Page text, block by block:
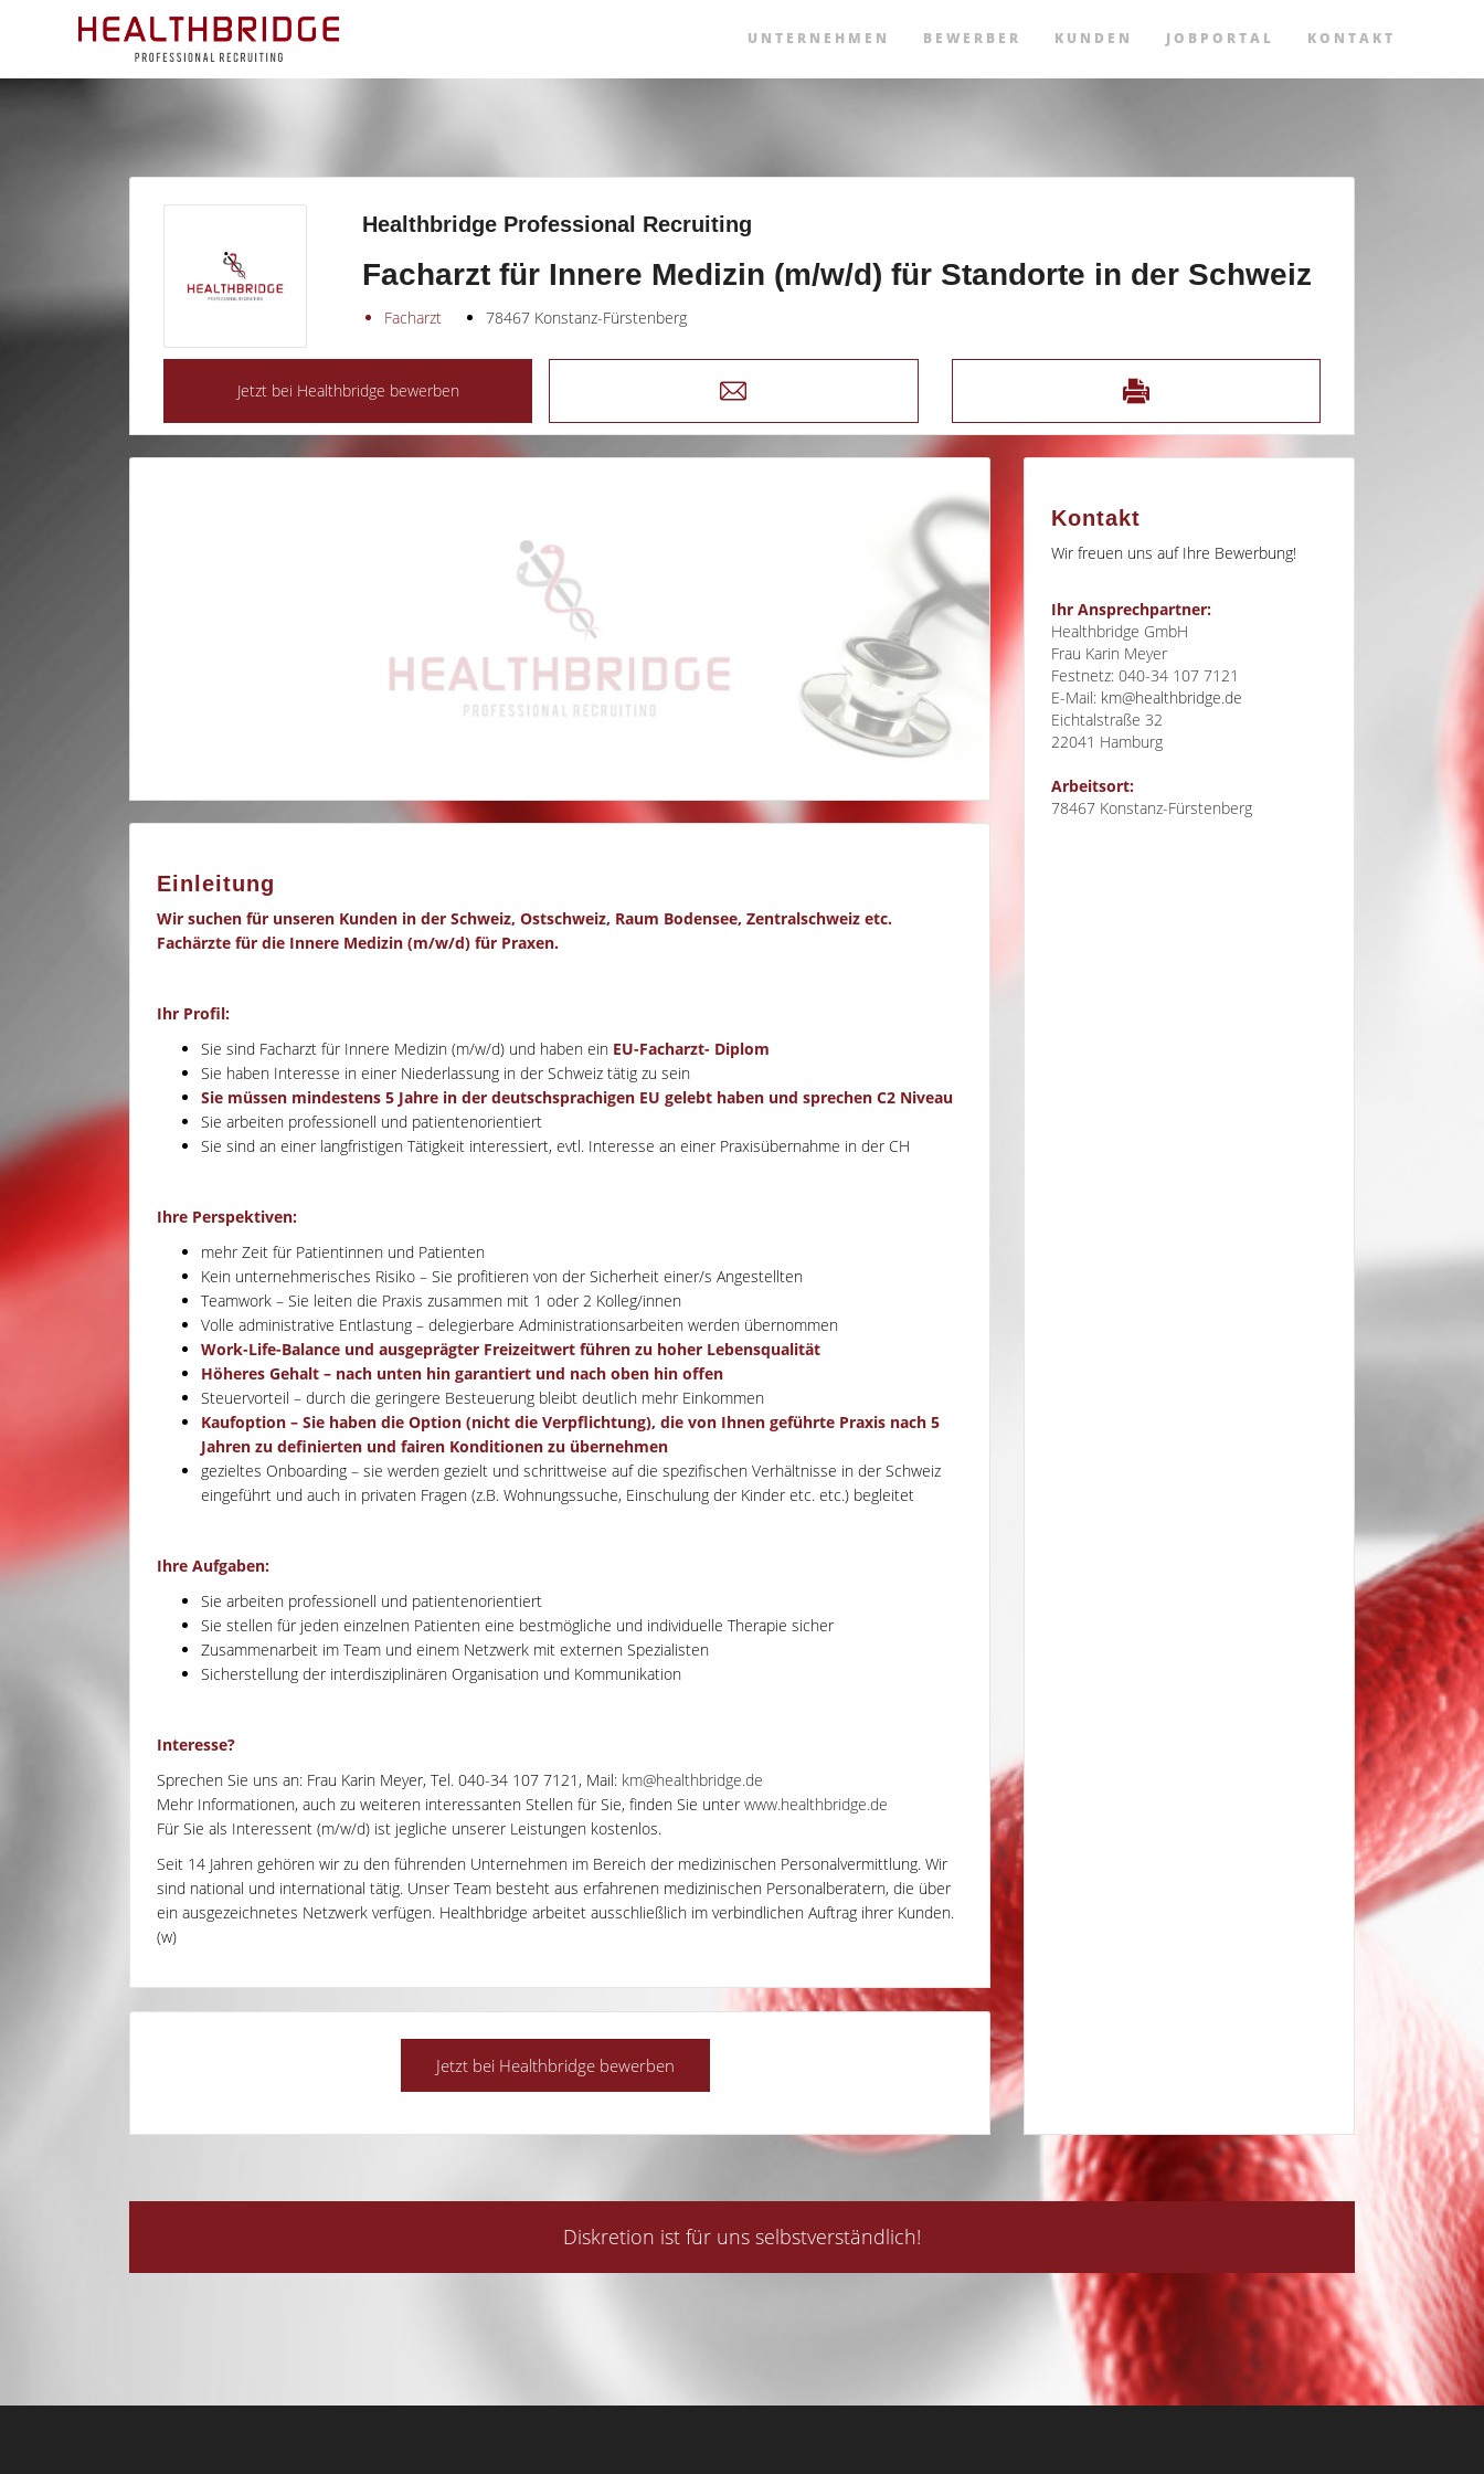
UNTERNEHMEN BEWERBER KUNDEN JOBPORTAL KONTAKT
Healthbridge Professional Recruiting
Facharzt für Innere Medizin (m/w/d) für Standorte in der Schweiz
Facharzt 78467 Konstanz-Fürstenberg
Einleitung
Wir suchen für unseren Kunden in der Schweiz, Ostschweiz, Raum Bodensee, Zentralschweiz etc.
Fachärzte für die Innere Medizin (m/w/d) für Praxen.
Ihr Profil:
Sie sind Facharzt für Innere Medizin (m/w/d) und haben ein EU-Facharzt- Diplom
Sie haben Interesse in einer Niederlassung in der Schweiz tätig zu sein
Sie müssen mindestens 5 Jahre in der deutschsprachigen EU gelebt haben und sprechen C2 Niveau
Sie arbeiten professionell und patientenorientiert
Sie sind an einer langfristigen Tätigkeit interessiert, evtl. Interesse an einer Praxisübernahme in der CH
Ihre Perspektiven:
mehr Zeit für Patientinnen und Patienten
Kein unternehmerisches Risiko – Sie profitieren von der Sicherheit einer/s Angestellten
Teamwork – Sie leiten die Praxis zusammen mit 1 oder 2 Kolleg/innen
Volle administrative Entlastung – delegierbare Administrationsarbeiten werden übernommen
Work-Life-Balance und ausgeprägter Freizeitwert führen zu hoher Lebensqualität
Höheres Gehalt – nach unten hin garantiert und nach oben hin offen
Steuervorteil – durch die geringere Besteuerung bleibt deutlich mehr Einkommen
Kaufoption – Sie haben die Option (nicht die Verpflichtung), die von Ihnen geführte Praxis nach 5
Jahren zu definierten und fairen Konditionen zu übernehmen
gezieltes Onboarding – sie werden gezielt und schrittweise auf die spezifischen Verhältnisse in der Schweiz
eingeführt und auch in privaten Fragen (z.B. Wohnungssuche, Einschulung der Kinder etc. etc.) begleitet
Ihre Aufgaben:
Sie arbeiten professionell und patientenorientiert
Sie stellen für jeden einzelnen Patienten eine bestmögliche und individuelle Therapie sicher
Zusammenarbeit im Team und einem Netzwerk mit externen Spezialisten
Sicherstellung der interdisziplinären Organisation und Kommunikation
Interesse?
Sprechen Sie uns an: Frau Karin Meyer, Tel. 040-34 107 7121, Mail: km@healthbridge.de
Mehr Informationen, auch zu weiteren interessanten Stellen für Sie, finden Sie unter www.healthbridge.de
Für Sie als Interessent (m/w/d) ist jegliche unserer Leistungen kostenlos.
Seit 14 Jahren gehören wir zu den führenden Unternehmen im Bereich der medizinischen Personalvermittlung. Wir
sind national und international tätig. Unser Team besteht aus erfahrenen medizinischen Personalberatern, die über
ein ausgezeichnetes Netzwerk verfügen. Healthbridge arbeitet ausschließlich im verbindlichen Auftrag ihrer Kunden.
(w)
Kontakt
Wir freuen uns auf Ihre Bewerbung!
Ihr Ansprechpartner:
Healthbridge GmbH
Frau Karin Meyer
Festnetz: 040-34 107 7121
E-Mail: km@healthbridge.de
Eichtalstraße 32
22041 Hamburg
Arbeitsort:
78467 Konstanz-Fürstenberg
Diskretion ist für uns selbstverständlich!